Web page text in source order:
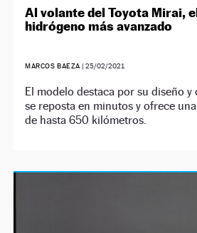
Al volante del Toyota Mirai,
hidrógeno más avanzado
MARCOS BAEZA |25/02/2021
El modelo destaca por su diseño
se reposta en minutos y ofrece
de hasta 650 kilómetros.